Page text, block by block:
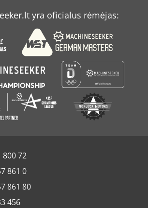
yra oficialus rėmėjas:
800 72
861 0
861 80
456